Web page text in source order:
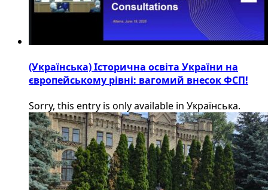
(Українська) Історична освіта України на
європейському рівні: вагомий внесок ФСП!
Sorry, this entry is only available in Українська.